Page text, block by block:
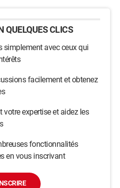
QUELQUES CLICS
simplement avec ceux qui
facilement et obtenez
votre expertise et aidez les
fonctionnalités
en vous inscrivant